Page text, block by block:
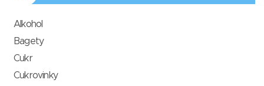
Alkohol
Bagety
Cukr
Cukrovinky